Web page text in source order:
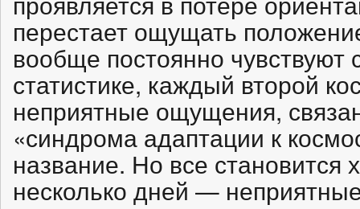
перестает ощущать
вообще постоянно чувствуют
статистике, каждый второй
неприятные ощущения,
«синдрома адаптации к
название. Но все становится
несколько дней —